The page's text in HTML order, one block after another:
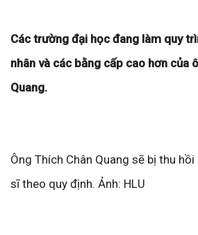
Các trường đại học đang làm quy
nhân và các bằng cấp cao hơn của
Quang.
Ông Thích Chân Quang sẽ bị thu
sĩ theo quy định. Ảnh: HLU